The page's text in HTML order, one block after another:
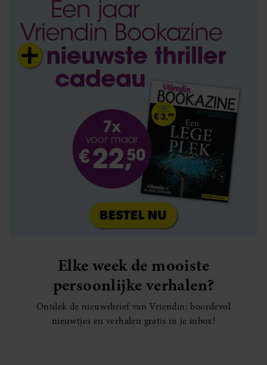
Elke week de mooiste
persoonlijke verhalen?
Ontdek de nieuwsbrief van Vriendin: boordevol
nieuwtjes en verhalen gratis in je inbox!